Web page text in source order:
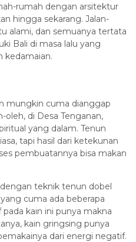
rumah dengan arsitektur
hingga sekarang. Jalan-
alami, dan semuanya tertata
Bali di masa lalu yang
kedamaian.
mungkin cuma dianggap
oleh, di Desa Tenganan,
yang dalam. Tenun
tapi hasil dari ketekunan
pembuatannya bisa makan
teknik tenun dobel
cuma ada beberapa
kain ini punya makna
kain gringsing punya
dari energi negatif.